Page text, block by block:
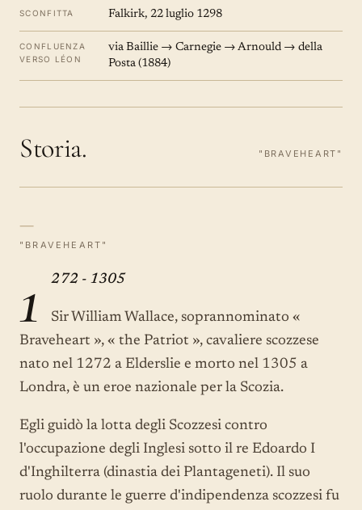
SCONFITTA Falkirk, 22 luglio 1298
CONFLUENZA
VERSO LÉON
via Baillie → Carnegie → Arnould → della
Posta (1884)
Storia. "BRAVEHEART"
—
"BRAVEHEART"
1 272 - 1305
Sir William Wallace, soprannominato «
Braveheart », « the Patriot », cavaliere scozzese
nato nel 1272 a Elderslie e morto nel 1305 a
Londra, è un eroe nazionale per la Scozia.
Egli guidò la lotta degli Scozzesi contro
l'occupazione degli Inglesi sotto il re Edoardo I
d'Inghilterra (dinastia dei Plantageneti). Il suo
ruolo durante le guerre d'indipendenza scozzesi fu